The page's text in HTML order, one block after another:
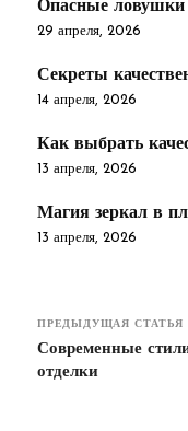
Опасные
29 апреля, 2026
Секреты
14 апреля, 2026
Как выбрать
13 апреля, 2026
Магия зеркал в
13 апреля, 2026
ПРЕДЫДУЩАЯ СТАТЬЯ
Современные
отделки